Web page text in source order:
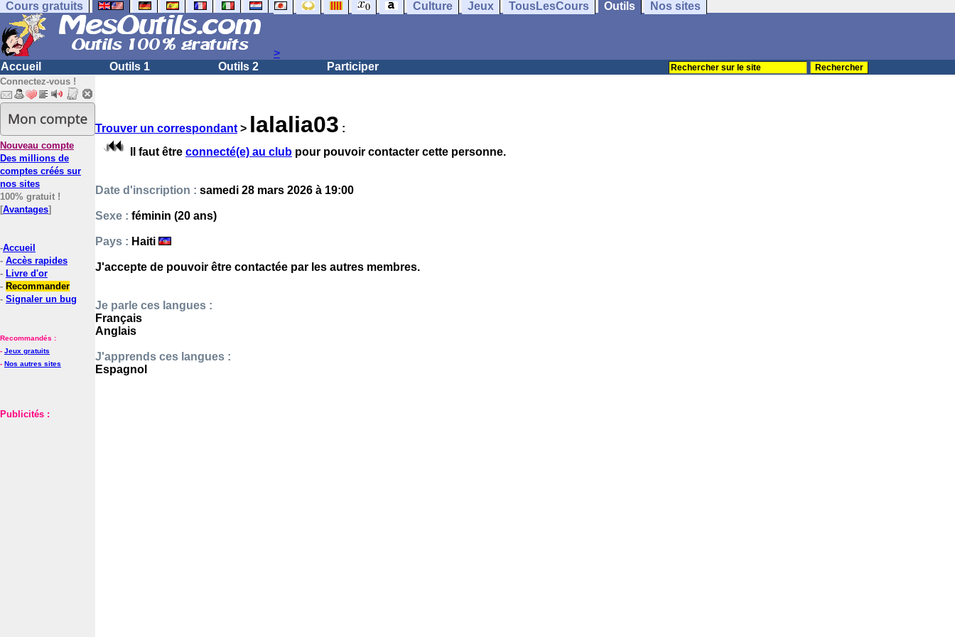
Cours gratuits Culture Jeux TousLesCours Outils Nos sites
>
Accueil
Outils 1 Outils 2 Participer
Connectez-vous !
Nouveau compte
Des millions de
comptes créés sur
nos sites
100% gratuit !
[Avantages]
-Accueil
- Accès rapides
- Livre d'or
- Recommander
- Signaler un bug
Recommandés :
- Jeux gratuits
- Nos autres sites
Publicités :
Trouver un correspondant > lalalia03 :
Il faut être connecté(e) au club pour pouvoir contacter cette personne.
Date d'inscription : samedi 28 mars 2026 à 19:00
Sexe : féminin (20 ans)
Pays : Haiti
J'accepte de pouvoir être contactée par les autres membres.
Je parle ces langues :
Français
Anglais
J'apprends ces langues :
Espagnol